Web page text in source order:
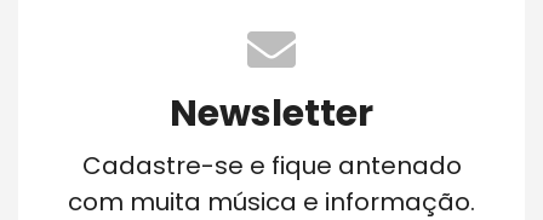
Newsletter
Cadastre-se e fique antenado
com muita música e informação.